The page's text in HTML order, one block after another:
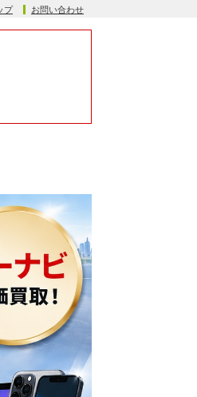
プ お問い合わせ